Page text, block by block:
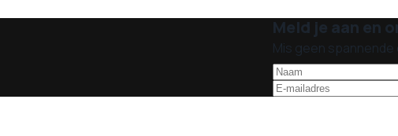
Meld je aan en
Mis geen